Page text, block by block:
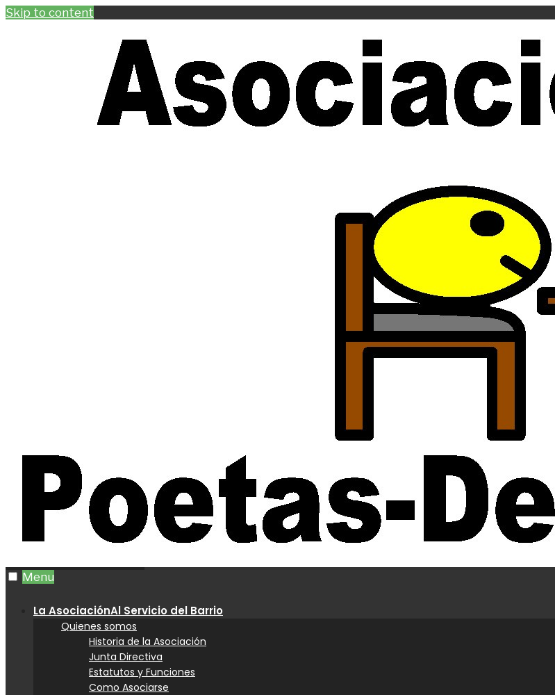
Skip to content
Menu
La AsociaciónAl Servicio del Barrio
Quienes somos
Historia de la Asociación
Junta Directiva
Estatutos y Funciones
Como Asociarse